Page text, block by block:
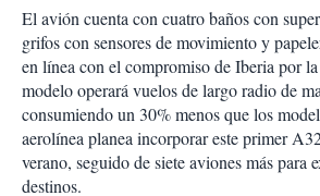
El avión cuenta con cuatro baños con
grifos con sensores de movimiento y
en línea con el compromiso de Iberia por
modelo operará vuelos de largo radio de
consumiendo un 30% menos que los
aerolínea planea incorporar este primer
verano, seguido de siete aviones más para
destinos.